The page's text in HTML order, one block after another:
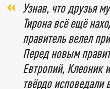
Узнав, что друзья
Тирона всё ещё
правитель велел
Перед новым
Евтропий, Клеоник
твёрдо исповедали